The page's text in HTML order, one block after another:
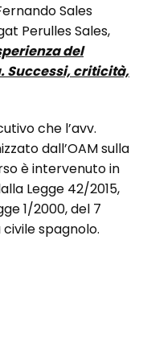
Sales
Perulles Sales,
del
Successi, criticità,
che l’avv.
dall’OAM sulla
è intervenuto in
Legge 42/2015,
1/2000, del 7
spagnolo.